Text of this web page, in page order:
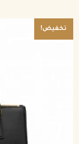
تخفيض!